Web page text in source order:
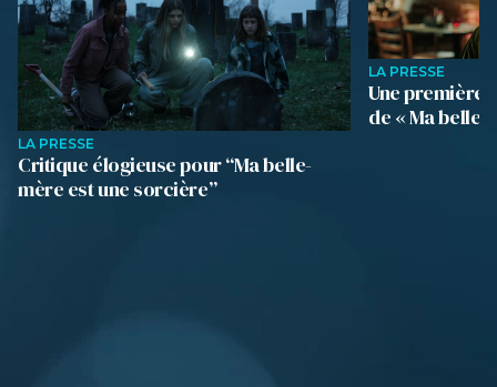
LA PRESSE
Critique élogieuse pour “Ma belle-
mère est une sorcière”
LA PRESSE
Une première
de « Ma